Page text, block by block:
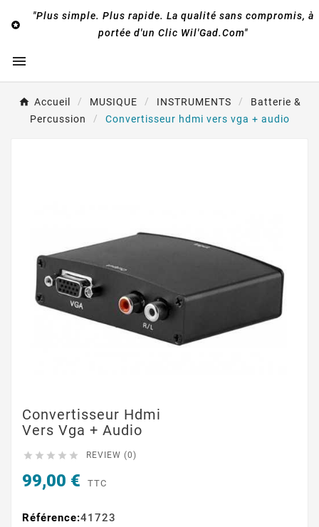

"Plus simple. Plus rapide. La qualité sans compromis, à
portée d'un Clic Wil'Gad.Com"

Accueil MUSIQUE INSTRUMENTS
Batterie &
Percussion
Convertisseur hdmi vers vga + audio
Convertisseur Hdmi
Vers Vga + Audio
     REVIEW (0)
99,00 € TTC
Référence:41723